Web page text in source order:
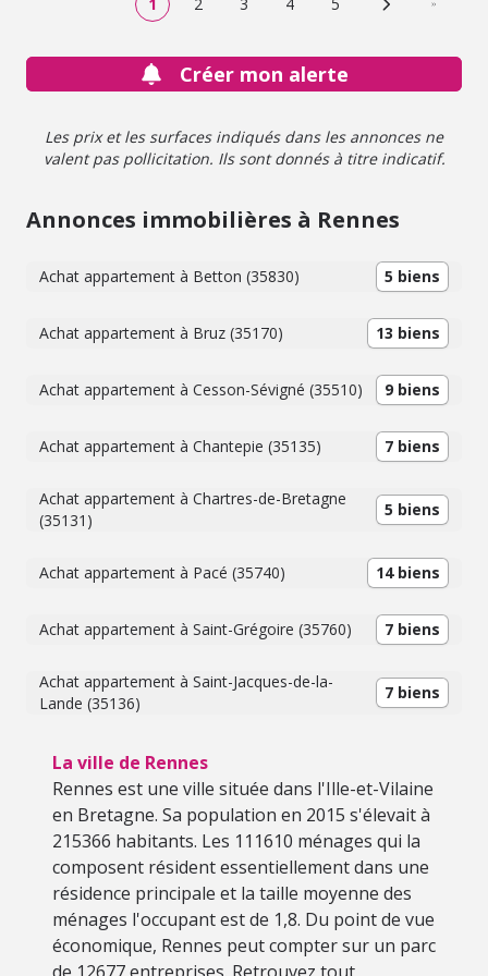
Page suivante
Créer mon alerte
Les prix et les surfaces indiqués dans les annonces ne
valent pas pollicitation. Ils sont donnés à titre indicatif.
Annonces immobilières à Rennes
Achat appartement à Betton (35830) 5 biens
Achat appartement à Bruz (35170) 13 biens
Achat appartement à Cesson-Sévigné (35510) 9 biens
Achat appartement à Chantepie (35135) 7 biens
Achat appartement à Chartres-de-Bretagne
(35131)
5 biens
Achat appartement à Pacé (35740) 14 biens
Achat appartement à Saint-Grégoire (35760) 7 biens
Achat appartement à Saint-Jacques-de-la-
Lande (35136)
7 biens
La ville de Rennes
Rennes est une ville située dans l'Ille-et-Vilaine
en Bretagne. Sa population en 2015 s'élevait à
215366 habitants. Les 111610 ménages qui la
composent résident essentiellement dans une
résidence principale et la taille moyenne des
ménages l'occupant est de 1,8. Du point de vue
économique, Rennes peut compter sur un parc